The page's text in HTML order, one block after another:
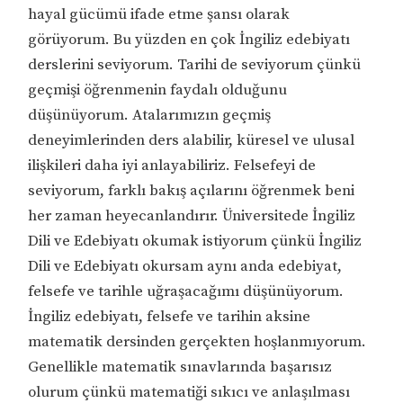
hayal gücümü ifade etme şansı olarak
görüyorum. Bu yüzden en çok İngiliz edebiyatı
derslerini seviyorum. Tarihi de seviyorum çünkü
geçmişi öğrenmenin faydalı olduğunu
düşünüyorum. Atalarımızın geçmiş
deneyimlerinden ders alabilir, küresel ve ulusal
ilişkileri daha iyi anlayabiliriz. Felsefeyi de
seviyorum, farklı bakış açılarını öğrenmek beni
her zaman heyecanlandırır. Üniversitede İngiliz
Dili ve Edebiyatı okumak istiyorum çünkü İngiliz
Dili ve Edebiyatı okursam aynı anda edebiyat,
felsefe ve tarihle uğraşacağımı düşünüyorum.
İngiliz edebiyatı, felsefe ve tarihin aksine
matematik dersinden gerçekten hoşlanmıyorum.
Genellikle matematik sınavlarında başarısız
olurum çünkü matematiği sıkıcı ve anlaşılması